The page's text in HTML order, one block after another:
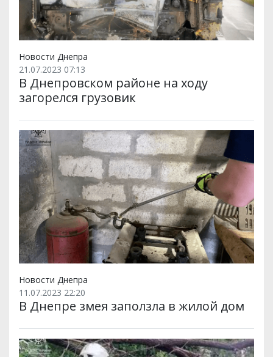
Новости Днепра
21.07.2023 07:13
В Днепровском районе на ходу
загорелся грузовик
Новости Днепра
11.07.2023 22:20
В Днепре змея заползла в жилой дом